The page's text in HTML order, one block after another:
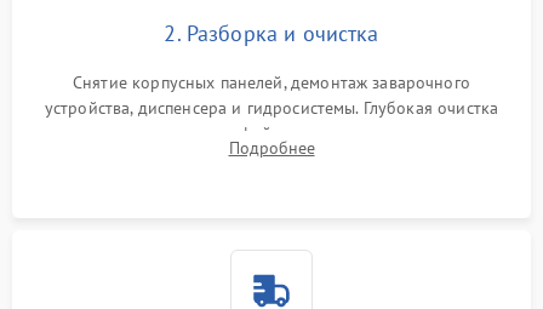
2. Разборка и очистка
Снятие корпусных панелей, демонтаж заварочного
устройства, диспенсера и гидросистемы. Глубокая очистка
внутренних узлов от кофейных масел, жмыха и накипи.
Промывка дренажных каналов и фильтров с использованием
Подробнее